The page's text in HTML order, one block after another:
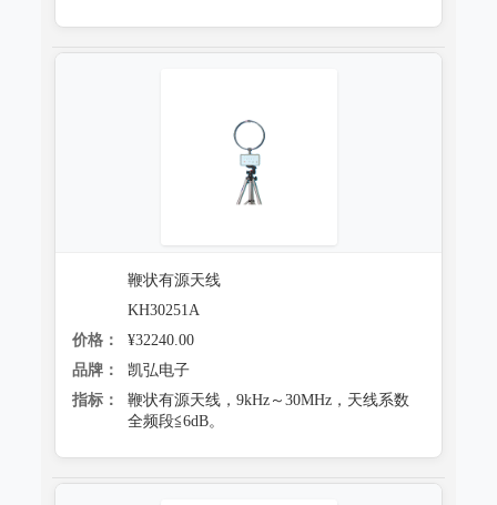
鞭状有源天线
KH30251A
价格：
¥32240.00
品牌：
凯弘电子
指标：
鞭状有源天线，9kHz～30MHz，天线系数
全频段≦6dB。